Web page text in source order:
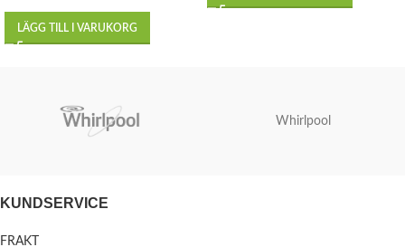
LÄGG TILL I VARUKORG
Whirlpool
KUNDSERVICE
FRAKT